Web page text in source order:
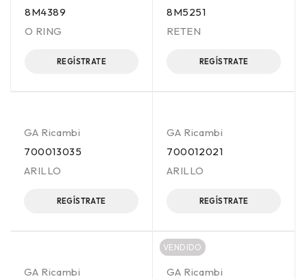
8M4389
O RING
REGÍSTRATE
8M5251
RETEN
REGÍSTRATE
GA Ricambi
700013035
ARILLO
REGÍSTRATE
GA Ricambi
700012021
ARILLO
REGÍSTRATE
GA Ricambi
VENDIDO
GA Ricambi